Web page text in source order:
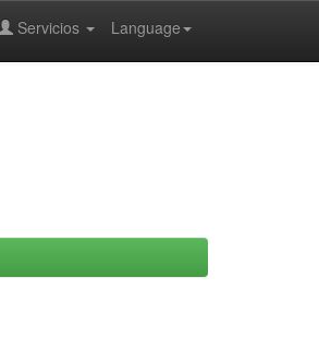
Language
Servicios